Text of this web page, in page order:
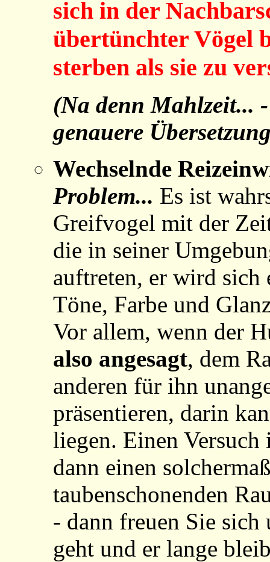
sich in der
übertünchter Vögel
sterben als sie zu
(Na denn Mahlzeit...
genauere
Wechselnde
Problem... Es ist
Greifvogel mit der
die in seiner
auftreten, er wird sich
Töne, Farbe und
Vor allem, wenn der
also angesagt, dem
anderen für ihn
präsentieren, darin
liegen. Einen
dann einen
taubenschonenden
- dann freuen Sie sich
geht und er lange